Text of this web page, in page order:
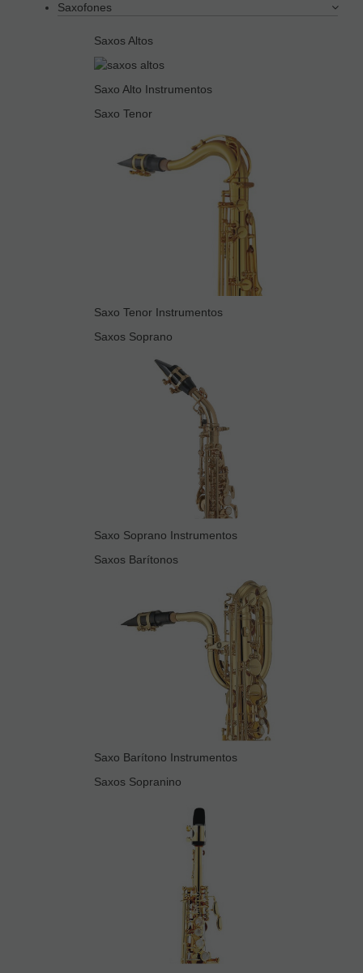
Saxofones
Saxos Altos
Saxo Alto Instrumentos
Saxo Tenor
Saxo Tenor Instrumentos
Saxos Soprano
Saxo Soprano Instrumentos
Saxos Barítonos
Saxo Barítono Instrumentos
Saxos Sopranino